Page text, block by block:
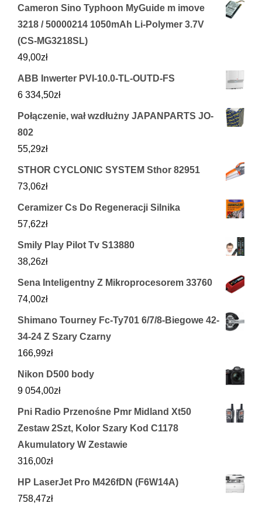
Cameron Sino Typhoon MyGuide m imove
3218 / 50000214 1050mAh Li-Polymer 3.7V
(CS-MG3218SL)
49,00zł
ABB Inwerter PVI-10.0-TL-OUTD-FS
6 334,50zł
Połączenie, wał wzdłużny JAPANPARTS JO-
802
55,29zł
STHOR CYCLONIC SYSTEM Sthor 82951
73,06zł
Ceramizer Cs Do Regeneracji Silnika
57,62zł
Smily Play Pilot Tv S13880
38,26zł
Sena Inteligentny Z Mikroprocesorem 33760
74,00zł
Shimano Tourney Fc-Ty701 6/7/8-Biegowe 42-
34-24 Z Szary Czarny
166,99zł
Nikon D500 body
9 054,00zł
Pni Radio Przenośne Pmr Midland Xt50
Zestaw 2Szt, Kolor Szary Kod C1178
Akumulatory W Zestawie
316,00zł
HP LaserJet Pro M426fDN (F6W14A)
758,47zł